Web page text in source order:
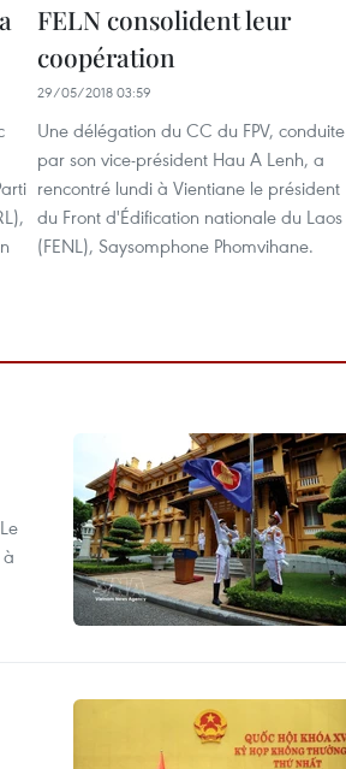
FELN consolident leur
coopération
29/05/2018 03:59
Une délégation du CC du FPV, conduite
par son vice-président Hau A Lenh, a
rencontré lundi à Vientiane le président
du Front d'Édification nationale du Laos
(FENL), Saysomphone Phomvihane.